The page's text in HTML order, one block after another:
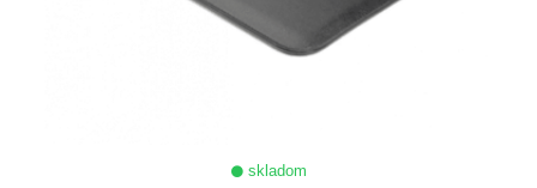
skladom